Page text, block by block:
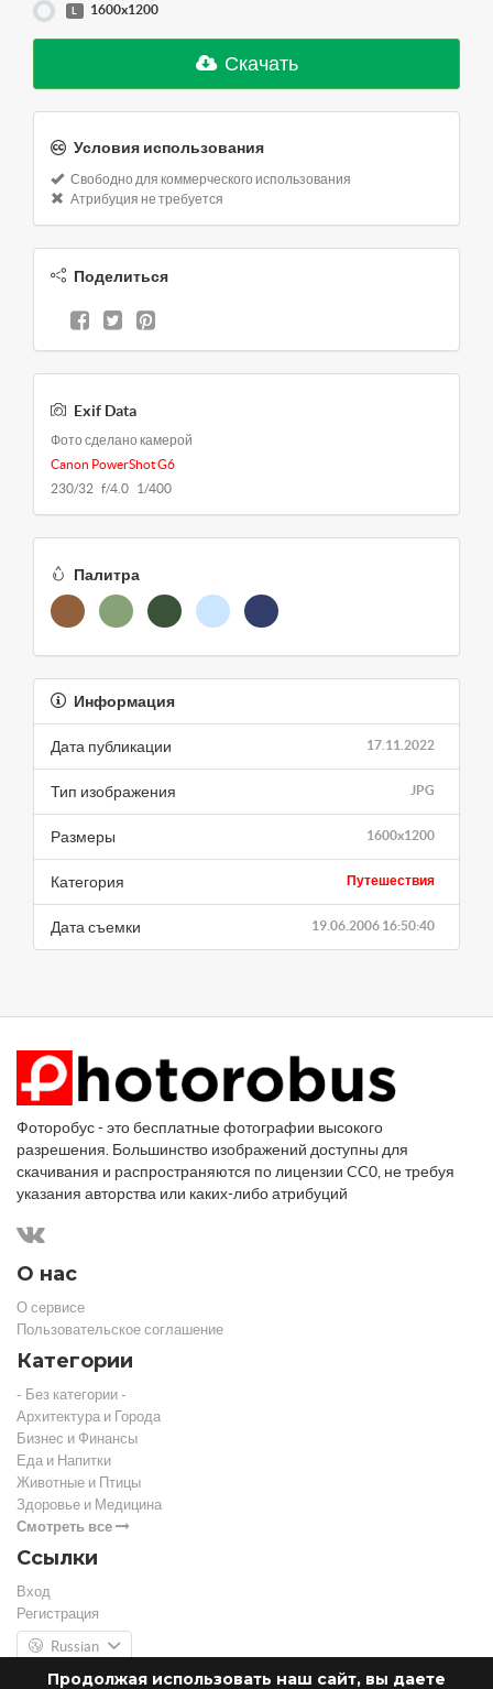
Продолжая использовать наш сайт, вы даете
1600x1200
Скачать
Условия использования
Свободно для коммерческого использования
Атрибуция не требуется
Поделиться
Exif Data
Фото сделано камерой
Canon PowerShot G6
230/32 f/4.0 1/400
Палитра
Информация
17.11.2022
Дата публикации
JPG
Тип изображения
1600x1200
Размеры
Путешествия
Категория
19.06.2006 16:50:40
Дата съемки
Фоторобус - это бесплатные фотографии высокого
разрешения. Большинство изображений доступны для
скачивания и распространяются по лицензии CC0, не требуя
указания авторства или каких-либо атрибуций
О нас
О сервисе
Пользовательское соглашение
Категории
- Без категории -
Архитектура и Города
Бизнес и Финансы
Еда и Напитки
Животные и Птицы
Здоровье и Медицина
Смотреть все
Ссылки
Вход
Регистрация
Russian